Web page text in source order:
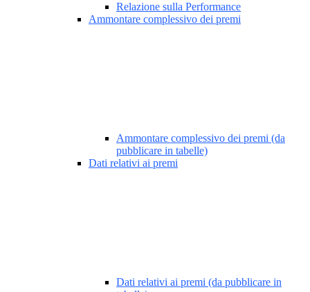
Relazione sulla Performance
Ammontare complessivo dei premi
Ammontare complessivo dei premi (da
pubblicare in tabelle)
Dati relativi ai premi
Dati relativi ai premi (da pubblicare in